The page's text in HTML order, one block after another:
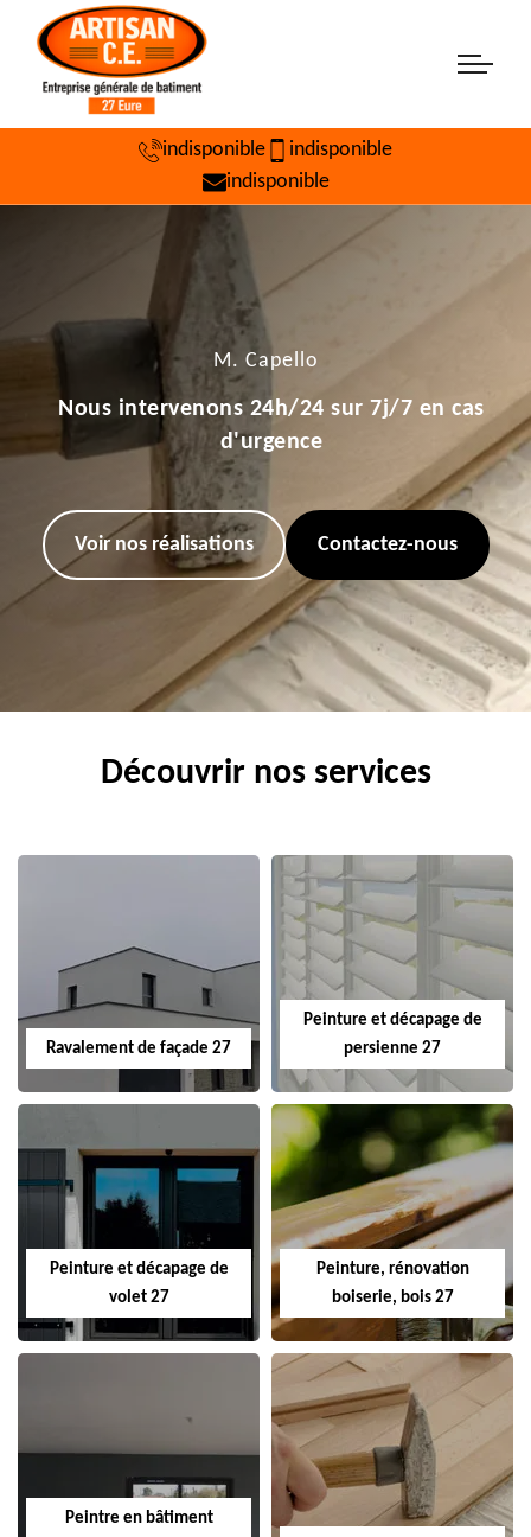
indisponible
indisponible
indisponible
M. Capello
Nous intervenons 24h/24 sur 7j/7 en cas
d'urgence
Voir nos réalisations Contactez-nous
Découvrir nos services
Ravalement de façade 27
Peinture et décapage de
persienne 27
Peinture et décapage de
volet 27
Peinture, rénovation
boiserie, bois 27
Peintre en bâtiment